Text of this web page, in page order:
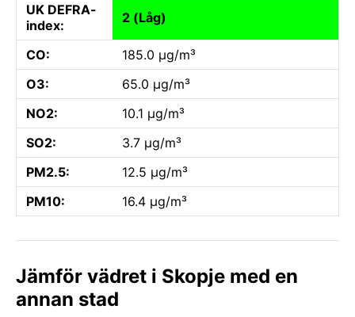
UK DEFRA-
index:
2 (Låg)
CO:
185.0 µg/m³
O3:
65.0 µg/m³
NO2:
10.1 µg/m³
SO2:
3.7 µg/m³
PM2.5:
12.5 µg/m³
PM10:
16.4 µg/m³
Jämför vädret i Skopje med en
annan stad